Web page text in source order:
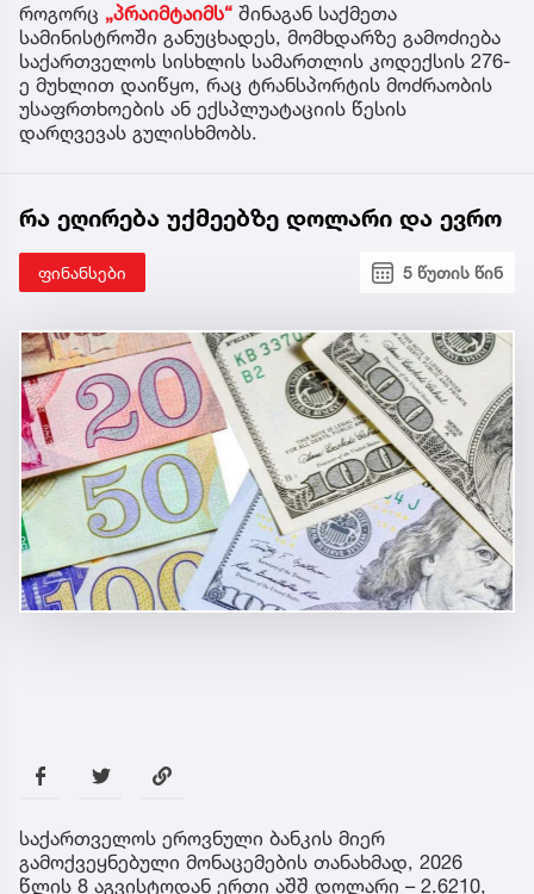
როგორც „პრაიმტაიმს“ შინაგან საქმეთა
სამინისტროში განუცხადეს, მომხდარზე გამოძიება
საქართველოს სისხლის სამართლის კოდექსის 276-
ე მუხლით დაიწყო, რაც ტრანსპორტის მოძრაობის
უსაფრთხოების ან ექსპლუატაციის წესის
დარღვევას გულისხმობს.
რა ეღირება უქმეებზე დოლარი და ევრო
ფინანსები 5 წუთის წინ
საქართველოს ეროვნული ბანკის მიერ
გამოქვეყნებული მონაცემების თანახმად, 2026
წლის 8 აგვისტოდან ერთი აშშ დოლარი – 2.6210,